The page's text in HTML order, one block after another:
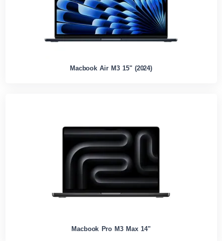
Macbook Air M3 15" (2024)
Macbook Pro M3 Max 14"